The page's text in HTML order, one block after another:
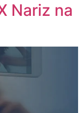
Nariz na